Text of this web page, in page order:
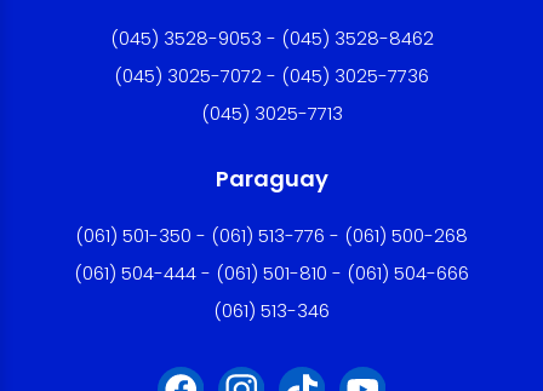
(045) 3528-9053 - (045) 3528-8462
(045) 3025-7072 - (045) 3025-7736
(045) 3025-7713
Paraguay
(061) 501-350 - (061) 513-776 - (061) 500-268
(061) 504-444 - (061) 501-810 - (061) 504-666
(061) 513-346